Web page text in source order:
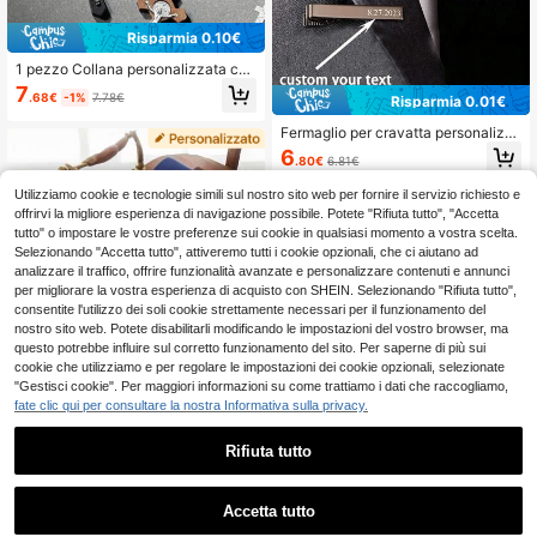
Risparmia 0.10€
1 pezzo Collana personalizzata con
foto a croce, collana commemorativ
a con perline, regalo per lei, ciondol
un regalo personalizzato preparato
appositamente per lui/lei, anniversa
rio
7.68€ -1% 7.78€
toppe per cravatta personalizzata c
on foto (solo motivo) - Cravatta ner
a alla moda, immagine personalizza
Risparmia 0.01€
Fermaglio per cravatta personalizz
ato per uomo, in acciaio inossidabil
e, incisione personalizzata disponib
per testimoni di nozze, durevole, stil
e Y2K, accessorio casual alla moda,
regalo perfetto per lui, amici, regalo
per la festa del papà
6.80€ 6.81€
1
Utilizziamo cookie e tecnologie simili sul nostro sito web per fornire il servizio richiesto e
offrirvi la migliore esperienza di navigazione possibile. Potete "Rifiuta tutto", "Accetta
tutto" o impostare le vostre preferenze sui cookie in qualsiasi momento a vostra scelta.
Selezionando "Accetta tutto", attiveremo tutti i cookie opzionali, che ci aiutano ad
analizzare il traffico, offrire funzionalità avanzate e personalizzare contenuti e annunci
per migliorare la vostra esperienza di acquisto con SHEIN. Selezionando "Rifiuta tutto",
consentite l'utilizzo dei soli cookie strettamente necessari per il funzionamento del
nostro sito web. Potete disabilitarli modificando le impostazioni del vostro browser, ma
questo potrebbe influire sul corretto funzionamento del sito. Per saperne di più sui
cookie che utilizziamo e per regolare le impostazioni dei cookie opzionali, selezionate
"Gestisci cookie". Per maggiori informazioni su come trattiamo i dati che raccogliamo,
fate clic qui per consultare la nostra Informativa sulla privacy.
Rifiuta tutto
Accetta tutto